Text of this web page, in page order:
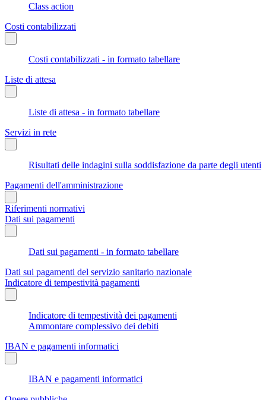
Class action
Costi contabilizzati
Costi contabilizzati - in formato tabellare
Liste di attesa
Liste di attesa - in formato tabellare
Servizi in rete
Risultati delle indagini sulla soddisfazione da parte degli utenti
Pagamenti dell'amministrazione
Riferimenti normativi
Dati sui pagamenti
Dati sui pagamenti - in formato tabellare
Dati sui pagamenti del servizio sanitario nazionale
Indicatore di tempestività pagamenti
Indicatore di tempestività dei pagamenti
Ammontare complessivo dei debiti
IBAN e pagamenti informatici
IBAN e pagamenti informatici